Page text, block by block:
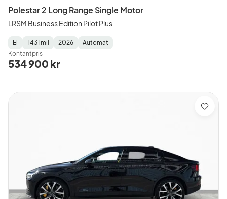
Polestar 2 Long Range Single Motor
LRSM Business Edition Pilot Plus
Fuel
Type:
El
Mätarställning:
1 431 mil
Model
Year:
2026
Gearbox
Type:
Automat
Kontantpris
534 900 kr
Spara